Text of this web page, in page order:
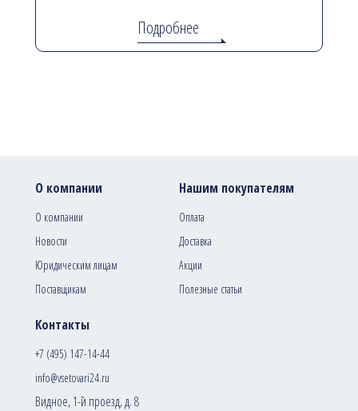
Подробнее
Контакты
+7 (495) 147-14-44
info@vsetovari24.ru
Видное, 1-й проезд, д. 8
О компании
О компании
Новости
Юридическим лицам
Поставщикам
Нашим покупателям
Оплата
Доставка
Акции
Полезные статьи